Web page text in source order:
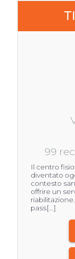
99
Il centro
diventato
contesto
offrire un
pass[...]